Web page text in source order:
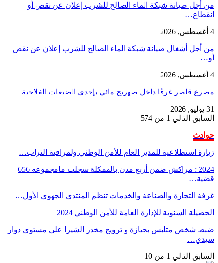
من أجل صيانة شبكة الماء الصالح للشرب إعلان عن نقص أو
انقطاع…
4 أغسطس, 2026
من أجل أشغال صيانة شبكة الماء الصالح للشرب إعلان عن نقص
أو…
4 أغسطس, 2026
مصرع قاصر غرقًا داخل صهريج مائي بإحدى الضيعات الفلاحية…
31 يوليو, 2026
السابق التالي 1 من 574
حوادث
زيارة استطلاعية للمدير العام للأمن الوطني ولمراقبة التراب…
2024 : مراكش ضمن أربع مدن بالممكلة سجلت مامجموعه 656
قضية…
غرفة التجارة والصناعة والخدمات تنظم المنتدى الجهوي الأول…
الحصيلة السنوية للإدارة العامة للأمن الوطني 2024
ضبط شخص متلبس بحيازة و ترويج مخدر الشيرا على مستوى دوار
سيدي…
السابق التالي 1 من 10